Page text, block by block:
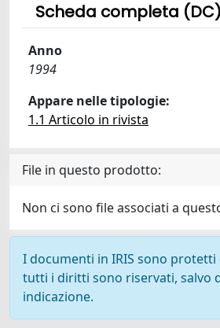
Scheda completa (DC)
Anno
1994
Appare nelle tipologie:
1.1 Articolo in rivista
File in questo prodotto:
Non ci sono file associati a
I documenti in IRIS sono
tutti i diritti sono riservati, salvo
indicazione.